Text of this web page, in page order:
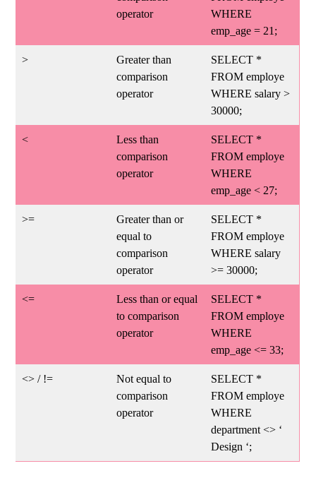
operator
WHERE
emp_age = 21;
>
Greater than
comparison
operator
SELECT *
FROM employe
WHERE salary >
30000;
<
Less than
comparison
operator
SELECT *
FROM employe
WHERE
emp_age < 27;
>=
Greater than or
equal to
comparison
operator
SELECT *
FROM employe
WHERE salary
>= 30000;
<=
Less than or equal
to comparison
operator
SELECT *
FROM employe
WHERE
emp_age <= 33;
<> / !=
Not equal to
comparison
operator
SELECT *
FROM employe
WHERE
department <> ‘
Design ‘;